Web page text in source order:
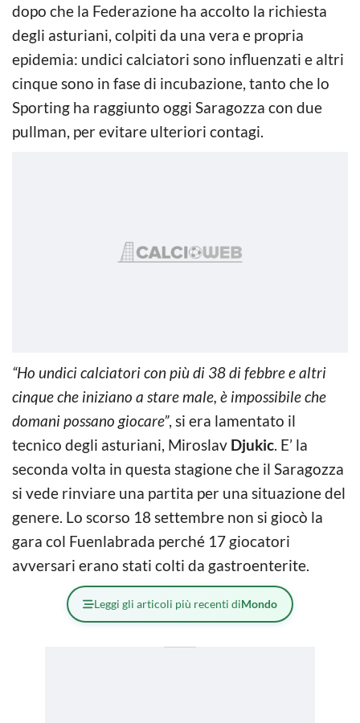
dopo che la Federazione ha accolto la richiesta
degli asturiani, colpiti da una vera e propria
epidemia: undici calciatori sono influenzati e altri
cinque sono in fase di incubazione, tanto che lo
Sporting ha raggiunto oggi Saragozza con due
pullman, per evitare ulteriori contagi.
“Ho undici calciatori con più di 38 di febbre e altri
cinque che iniziano a stare male, è impossibile che
domani possano giocare”, si era lamentato il
tecnico degli asturiani, Miroslav Djukic. E’ la
seconda volta in questa stagione che il Saragozza
si vede rinviare una partita per una situazione del
genere. Lo scorso 18 settembre non si giocò la
gara col Fuenlabrada perché 17 giocatori
avversari erano stati colti da gastroenterite.
Leggi gli articoli più recenti diMondo